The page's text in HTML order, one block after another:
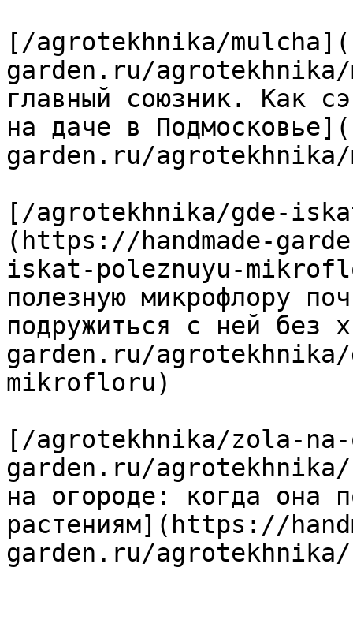
[/agrotekhnika/
garden.ru/
главный союзник. Как
на даче в
garden.ru/agrotekhnika/
[/agrotekhnika/gde-
(https://handmade-
iskat-poleznuyu-
полезную микрофлору
подружиться с ней без
garden.ru/
mikrofloru)
[/agrotekhnika/zola-
garden.ru/
на огороде: когда она
растениям](https://